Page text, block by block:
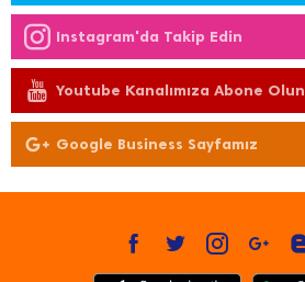
Instagram'da Takip Edin
Youtube Kanalımıza Abone Olun
Google Business Sayfamız